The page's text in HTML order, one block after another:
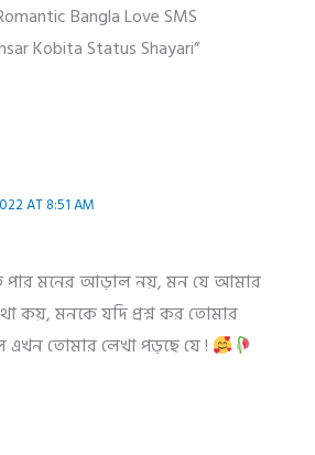
Bangla Love SMS
Kobita Status Shayari”
AT 8:51 AM
পার মনের আড়াল নয়, মন যে আমার
কয়, মনকে যদি প্রশ্ন কর তোমার
তোমার লেখা পড়ছে যে !